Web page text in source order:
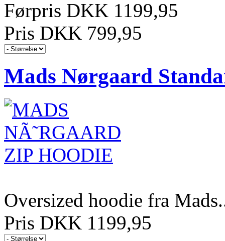
Førpris DKK 1199,95
Pris DKK 799,95
Mads Nørgaard
Oversized hoodie fra
Pris DKK 1199,95